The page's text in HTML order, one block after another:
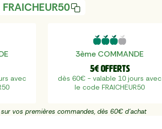
FRAICHEUR50
avec
3ème COMMANDE
5€ offerts
dès 60€ - valable 10 jours avec
le code FRAICHEUR50
vos premières commandes, dès 60€ d'achat